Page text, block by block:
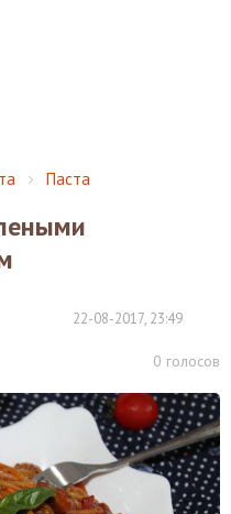
Паста
22-08-2017, 23:49
0 голосов